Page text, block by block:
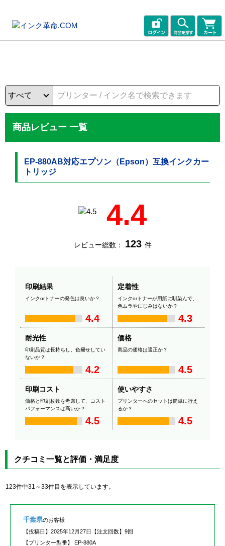
商品レビュー 一覧
EP-880AB対応エプソン（Epson）互換インクカー
トリッジ
4.4
レビュー総数： 123 件
印刷結果
インクorトナーの発色は良いか？
4.4
定着性
インクorトナーが用紙に馴染んで、
色ムラやにじみはないか？
4.3
耐光性
印刷品質は長持ちし、色褪せしてい
ないか？
4.2
価格
商品の価格は適正か？
4.5
印刷コスト
価格と印刷枚数を考慮して、コスト
パフォーマンスは高いか？
4.5
使いやすさ
プリンターへのセットは簡単に行え
るか？
4.5
クチコミ一覧と評価・満足度
123件中31～33件目を表示しています。
千葉県のお客様
【投稿日】 2025年12月27日 【注文回数】 9回
【プリンター型番】 EP-880A